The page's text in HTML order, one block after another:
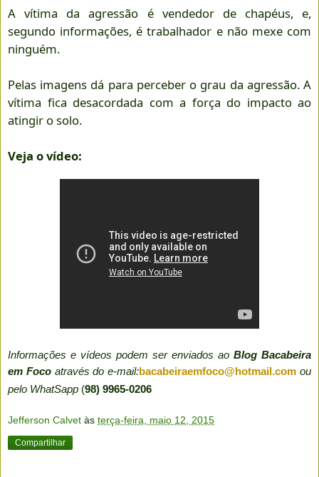
A vítima da agressão é vendedor de chapéus, e,
segundo informações, é trabalhador e não mexe com
ninguém.
Pelas imagens dá para perceber o grau da agressão. A
vítima fica desacordada com a força do impacto ao
atingir o solo.
Veja o vídeo:
Informações e vídeos podem ser enviados ao Blog Bacabeira
em Focoatravés do e-mail:bacabeiraemfoco@hotmail.com ou
pelo WhatSapp (98) 9965-0206
Jefferson Calvet às terça-feira, maio 12, 2015
Compartilhar